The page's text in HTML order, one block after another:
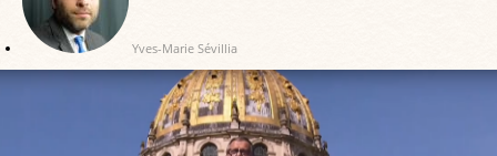
Yves-Marie Sévillia